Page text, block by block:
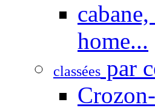
home...
classées par